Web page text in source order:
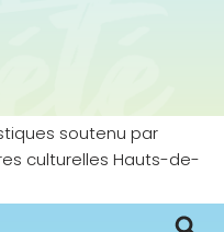
soutenu par
culturelles Hauts-de-